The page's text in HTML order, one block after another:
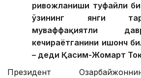
ривожланиши туфайли
ўзининг янги
муваффақиятли
кечираётганини ишонч
– деди Қасим-Жомарт
Президент